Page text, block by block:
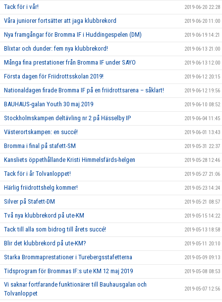
Tack för i vår! 2019-06-20 22:28
Våra juniorer fortsätter att jaga klubbrekord 2019-06-20 11:00
Nya framgångar för Bromma IF i Huddingespelen (DM) 2019-06-19 14:21
Blixtar och dunder: fem nya klubbrekord! 2019-06-13 21:00
Många fina prestationer från Bromma IF under SAYO 2019-06-13 12:00
Första dagen för Friidrottsskolan 2019! 2019-06-12 20:15
Nationaldagen firade Bromma IF på en friidrottsarena – såklart! 2019-06-12 19:56
BAUHAUS-galan Youth 30 maj 2019 2019-06-10 08:52
Stockholmskampen deltävling nr 2 på Hässelby IP 2019-06-04 11:45
Västerortskampen: en succé! 2019-06-01 13:43
Bromma i final på stafett-SM 2019-05-31 22:37
Kansliets öppethållande Kristi Himmelsfärds-helgen 2019-05-28 12:46
Tack för i år Tolvanloppet! 2019-05-27 21:06
Härlig friidrottshelg kommer! 2019-05-23 14:24
Silver på Stafett-DM 2019-05-21 08:57
Två nya klubbrekord på ute-KM 2019-05-15 14:22
Tack till alla som bidrog till årets succé! 2019-05-13 18:58
Blir det klubbrekord på ute-KM? 2019-05-11 20:10
Starka Brommaprestationer i Turebergsstafetterna 2019-05-09 09:13
Tidsprogram för Brommas IF:s ute KM 12 maj 2019 2019-05-08 08:53
Vi saknar fortfarande funktionärer till Bauhausgalan och
Tolvanloppet
2019-05-07 12:56